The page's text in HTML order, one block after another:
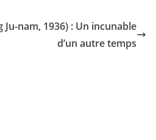
Ju-nam, 1936) : Un incunable
d’un autre temps